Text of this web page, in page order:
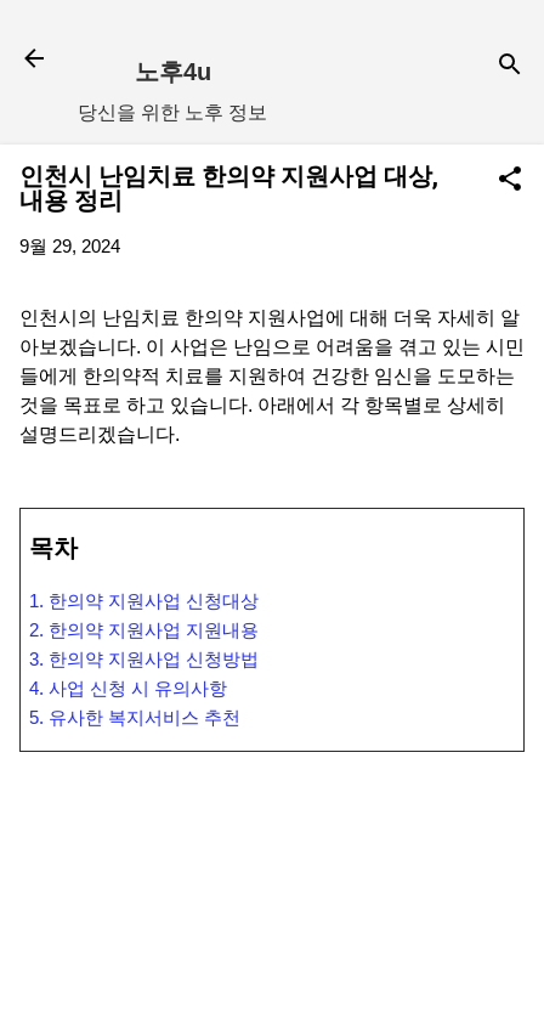
노후4u
당신을 위한 노후 정보
인천시 난임치료 한의약 지원사업 대상,
내용 정리
9월 29, 2024
인천시의 난임치료 한의약 지원사업에 대해 더욱 자세히 알
아보겠습니다. 이 사업은 난임으로 어려움을 겪고 있는 시민
들에게 한의약적 치료를 지원하여 건강한 임신을 도모하는
것을 목표로 하고 있습니다. 아래에서 각 항목별로 상세히
설명드리겠습니다.
목차
1. 한의약 지원사업 신청대상
2. 한의약 지원사업 지원내용
3. 한의약 지원사업 신청방법
4. 사업 신청 시 유의사항
5. 유사한 복지서비스 추천